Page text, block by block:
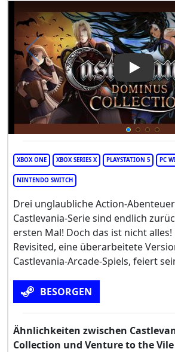
Play
XBOX ONE XBOX SERIES X PLAYSTATION 5 PC
NINTENDO SWITCH
Drei unglaubliche Action-
Castlevania-Serie sind endlich
ersten Mal! Doch das ist nicht
Revisited, eine überarbeitete
Castlevania-Arcade-Spiels, feiert
BESORGEN
Ähnlichkeiten zwischen
Collection und Venture to the Vile